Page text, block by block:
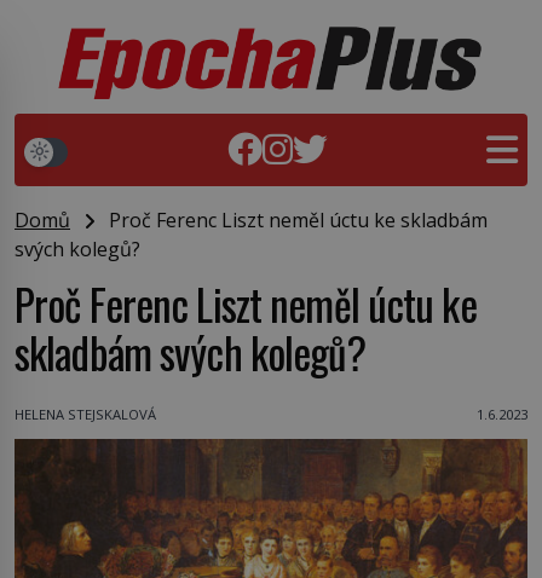
Domů
Proč Ferenc Liszt neměl úctu ke skladbám
svých kolegů?
Proč Ferenc Liszt neměl úctu ke
skladbám svých kolegů?
HELENA STEJSKALOVÁ 1.6.2023